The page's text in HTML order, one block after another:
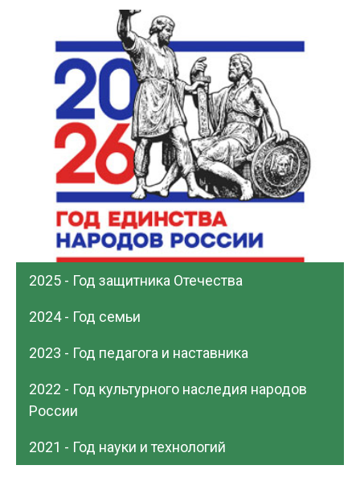
2025 - Год защитника Отечества
2024 - Год семьи
2023 - Год педагога и наставника
2022 - Год культурного наследия народов
России
2021 - Год науки и технологий